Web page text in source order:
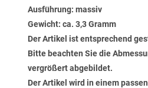
Ausführung: massiv
Gewicht: ca. 3,3 Gramm
Der Artikel ist entsprechend
Bitte beachten Sie die
vergrößert abgebildet.
Der Artikel wird in einem